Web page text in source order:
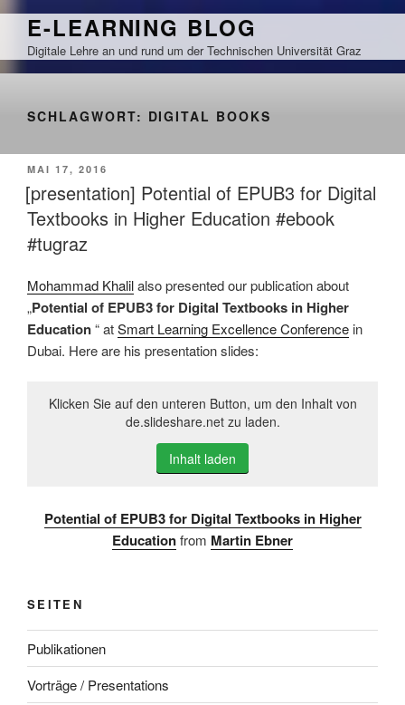
Zum
springen
E-LEARNING BLOG
Digitale Lehre an und rund um der Technischen Universität Graz
SCHLAGWORT: DIGITAL BOOKS
VERÖFFENTLICHT
AM
MAI 17, 2016
[presentation] Potential of EPUB3 for Digital
Textbooks in Higher Education #ebook
#tugraz
Mohammad Khalilalso presented our publication about
„Potential of EPUB3 for Digital Textbooks in Higher
Education“ atSmart Learning Excellence Conference in
Dubai. Here are his presentation slides:
Klicken Sie auf den unteren Button, um den Inhalt von
de.slideshare.net zu laden.
Inhalt laden
Potential of EPUB3 for Digital Textbooks in Higher
Educationfrom Martin Ebner
SEITEN
Publikationen
Vorträge / Presentations